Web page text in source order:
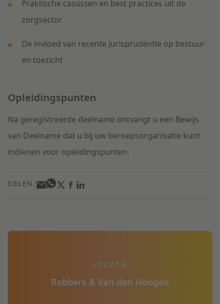
DELEN:
Praktische casussen en best practices uit de
zorgsector
De invloed van recente jurisprudentie op bestuur
en toezicht
Opleidingspunten
Na geregistreerde deelname ontvangt u een Bewijs
van Deelname dat u bij uw beroepsorganisatie kunt
indienen voor opleidingspunten.
LOCATIE
Robbers & Van den Hoogen